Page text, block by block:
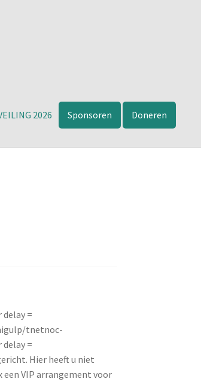
2026 Sponsoren Doneren
=
tnetnoc-
=
Hier heeft u niet
een VIP arrangement voor